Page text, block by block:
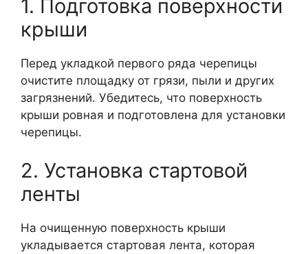
1. Подготовка поверхности
крыши
Перед укладкой первого ряда черепицы
очистите площадку от грязи, пыли и других
загрязнений. Убедитесь, что поверхность
крыши ровная и подготовлена для установки
черепицы.
2. Установка стартовой
ленты
На очищенную поверхность крыши
укладывается стартовая лента, которая